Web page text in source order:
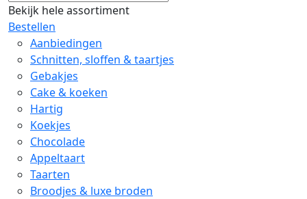
Bekijk hele assortiment
Bestellen
Aanbiedingen
Schnitten, sloffen & taartjes
Gebakjes
Cake & koeken
Hartig
Koekjes
Chocolade
Appeltaart
Taarten
Broodjes & luxe broden